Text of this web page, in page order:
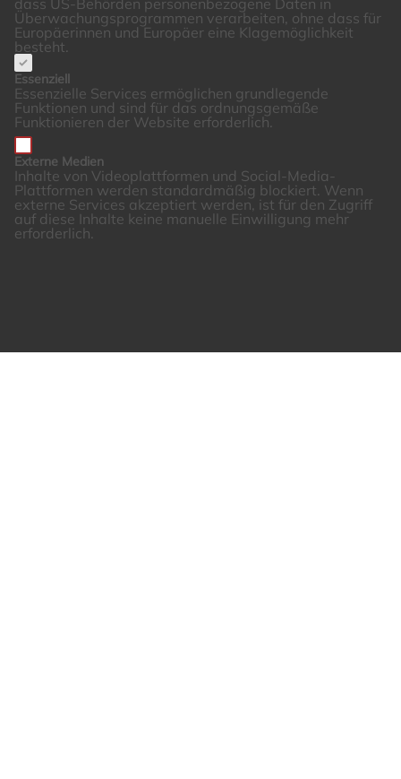
Überwachungsprogrammen verarbeiten, ohne dass für
Europäerinnen und Europäer eine Klagemöglichkeit
besteht.
Essenziell
Essenzielle Services ermöglichen grundlegende
Funktionen und sind für das ordnungsgemäße
Funktionieren der Website erforderlich.
Externe Medien
Inhalte von Videoplattformen und Social-Media-
Plattformen werden standardmäßig blockiert. Wenn
externe Services akzeptiert werden, ist für den Zugriff
auf diese Inhalte keine manuelle Einwilligung mehr
erforderlich.